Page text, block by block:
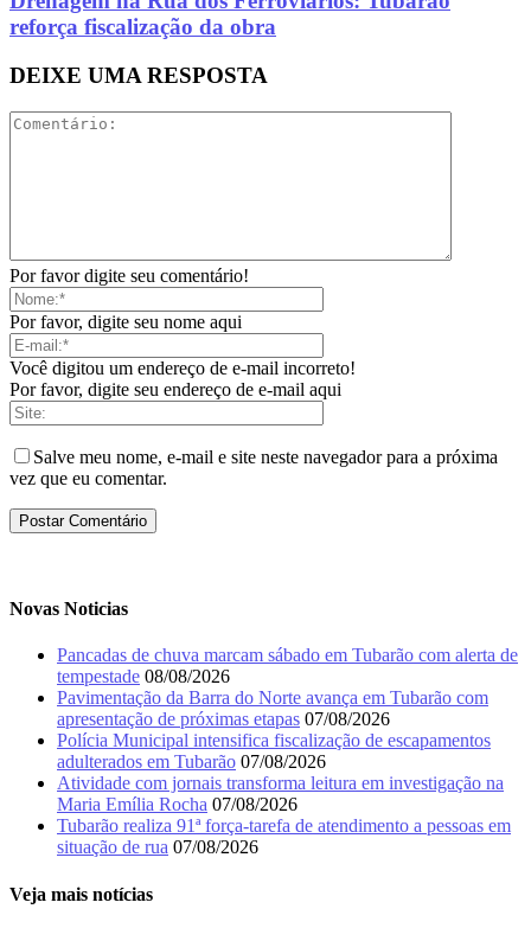
reforça fiscalização da obra
DEIXE UMA RESPOSTA
Por favor digite seu comentário!
Por favor, digite seu nome aqui
Você digitou um endereço de e-mail incorreto!
Por favor, digite seu endereço de e-mail aqui
Salve meu nome, e-mail e site neste navegador para a próxima
vez que eu comentar.
Novas Noticias
Pancadas de chuva marcam sábado em Tubarão com alerta de
tempestade 08/08/2026
Pavimentação da Barra do Norte avança em Tubarão com
apresentação de próximas etapas 07/08/2026
Polícia Municipal intensifica fiscalização de escapamentos
adulterados em Tubarão 07/08/2026
Atividade com jornais transforma leitura em investigação na
Maria Emília Rocha 07/08/2026
Tubarão realiza 91ª força-tarefa de atendimento a pessoas em
situação de rua 07/08/2026
Veja mais notícias